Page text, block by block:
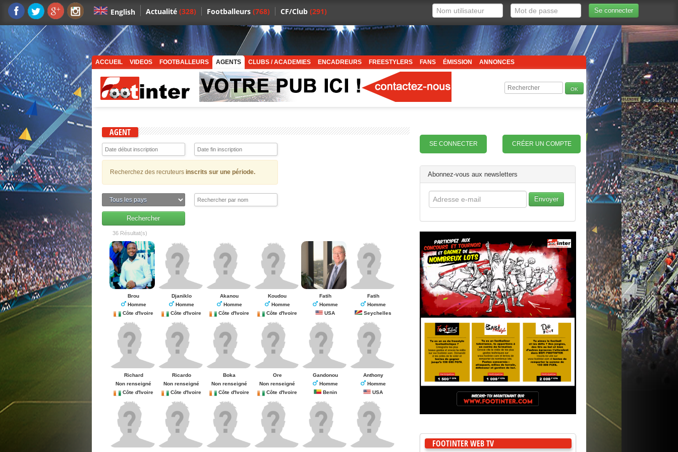
Se connecter
English Actualité (328) Footballeurs (768) CF/Club (291)
ACCUEIL VIDEOS FOOTBALLEURS AGENTS CLUBS / ACADEMIES ENCADREURS FREESTYLERS FANS ÉMISSION ANNONCES
AGENT
Recherchez des recruteurs inscrits sur une période.
36 Résultat(s)
Brou
Homme
Côte d'Ivoire
Djaniklo
Homme
Côte d'Ivoire
Akanou
Homme
Côte d'Ivoire
Koudou
Homme
Côte d'Ivoire
Fatih
Homme
USA
Fatih
Homme
Seychelles
Richard
Non renseigné
Côte d'Ivoire
Ricardo
Non renseigné
Côte d'Ivoire
Boka
Non renseigné
Côte d'Ivoire
Ore
Non renseigné
Côte d'Ivoire
Gandonou
Homme
Benin
Anthony
Homme
USA
SE CONNECTER CRÉER UN COMPTE
Abonnez-vous aux newsletters
Envoyer
FOOTINTER WEB TV